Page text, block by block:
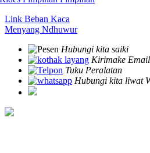
Link Beban Kaca
Menyang Ndhuwur
Hubungi kita saiki
Kirimake
Tuku Peralatan
Hubungi kita liwat